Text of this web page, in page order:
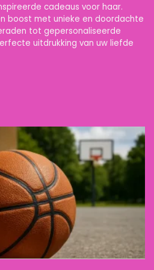
cadeaus voor haar.
boost met unieke en doordachte
tot gepersonaliseerde
uitdrukking van uw liefde